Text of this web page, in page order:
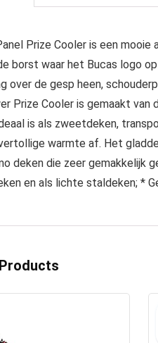
Prize Cooler is een
borst waar het Bucas logo
over de gesp heen,
Prize Cooler is gemaakt
is als zweetdeken,
warmte af. Het
deken die zeer gemakkelijk
en als lichte staldeken; *